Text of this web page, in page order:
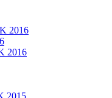
2016
2016